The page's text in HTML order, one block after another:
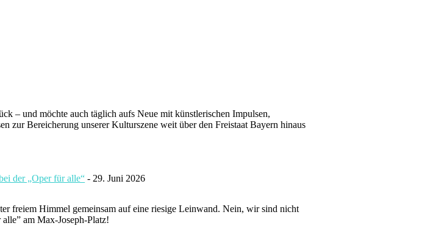
– und möchte auch täglich aufs Neue mit künstlerischen Impulsen,
zur Bereicherung unserer Kulturszene weit über den Freistaat Bayern hinaus
der „Oper für alle“ - 29. Juni 2026
freiem Himmel gemeinsam auf eine riesige Leinwand. Nein, wir sind nicht
am Max-Joseph-Platz!